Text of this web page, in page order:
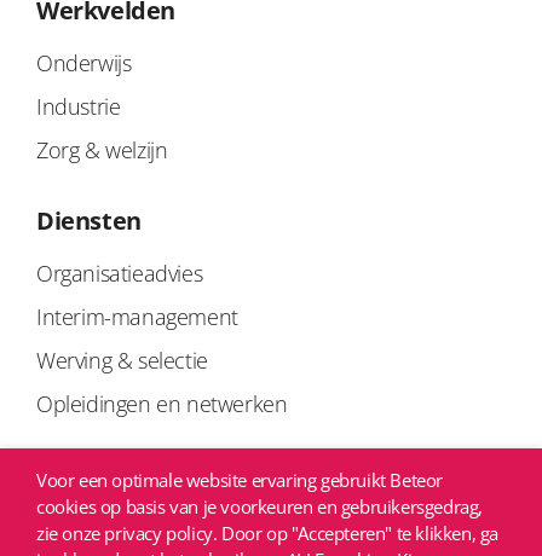
Werkvelden
Onderwijs
Industrie
Zorg & welzijn
Diensten
Organisatieadvies
Interim-management
Werving & selectie
Opleidingen en netwerken
Links
Privacyverklaring
Voor een optimale website ervaring gebruikt Beteor
cookies op basis van je voorkeuren en gebruikersgedrag,
zie onze privacy policy. Door op "Accepteren" te klikken, ga